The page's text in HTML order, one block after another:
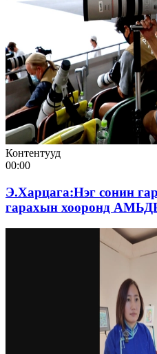
Контентууд
00:00
Э.Харцага:Нэг сонин
гарахын хооронд